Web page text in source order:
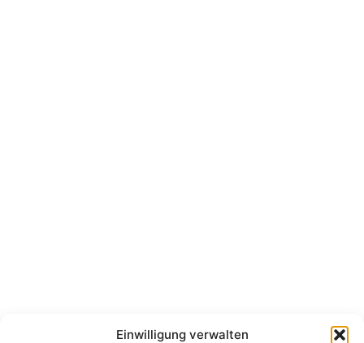
Einwilligung verwalten